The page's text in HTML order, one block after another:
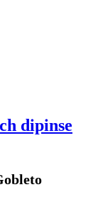
dipinse